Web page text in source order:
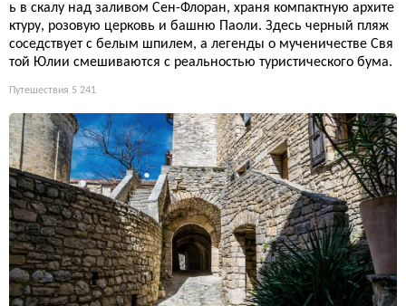
ь в скалу над заливом Сен-Флоран, храня компактную архите
ктуру, розовую церковь и башню Паоли. Здесь черный пляж
соседствует с белым шпилем, а легенды о мученичестве Свя
той Юлии смешиваются с реальностью туристического бума.
Путешествия 5 241